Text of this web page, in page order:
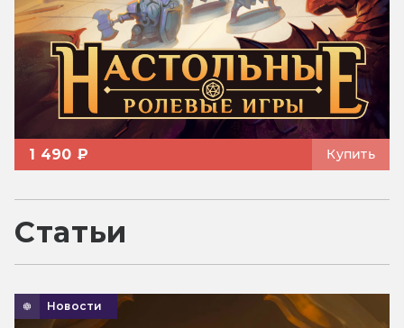
1 490 ₽ Купить
Статьи
Новости